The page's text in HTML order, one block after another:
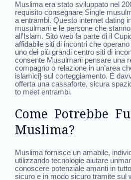
Muslima era stato sviluppato nel
requisito consegnare Single
a entrambi. Questo internet dating
musulmani e le persone che
all’Islam. Sito web fa parte di il
affidabile siti di incontri che
uno dei più grandi centro siti di
consente Musulmani pensare una
compagno o relazione in un’area
islamici} sul corteggiamento. È
offerta una cassaforte, sicura
to meet entrambi.
Come Potrebbe
Muslima?
Muslima fornisce un amabile,
utilizzando tecnologie aiutare
conoscere potenziale amanti in
sicuro e in modo sicuro tramite sul